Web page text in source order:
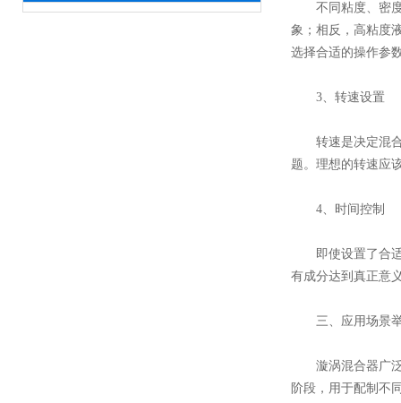
不同粘度、密度
象；相反，高粘度
选择合适的操作参
3、转速设置
转速是决定混合
题。理想的转速应
4、时间控制
即使设置了合适
有成分达到真正意
三、应用场景
漩涡混合器广泛
阶段，用于配制不